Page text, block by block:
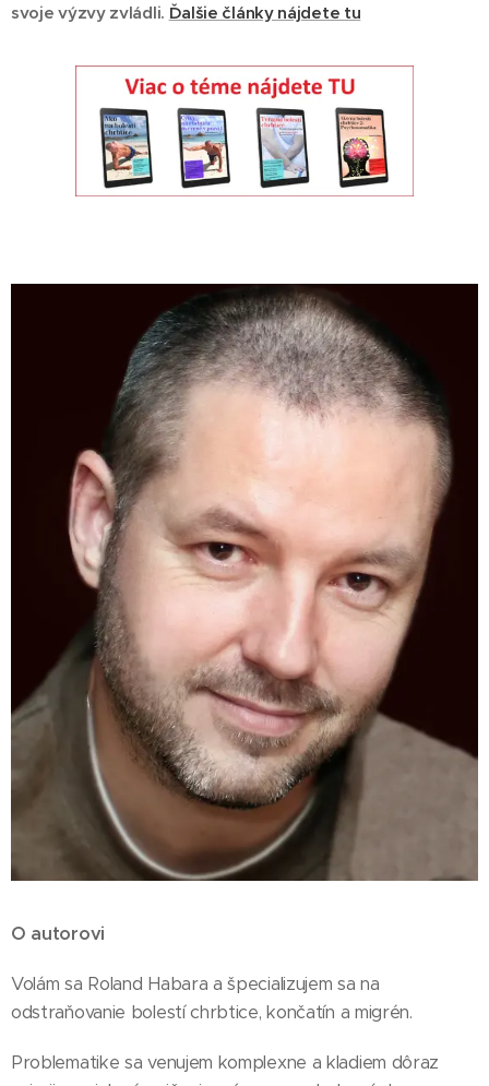
svoje výzvy zvládli. Ďalšie články nájdete tu
O autorovi
Volám sa Roland Habara a špecializujem sa na
odstraňovanie bolestí chrbtice, končatín a migrén.
Problematike sa venujem komplexne a kladiem dôraz